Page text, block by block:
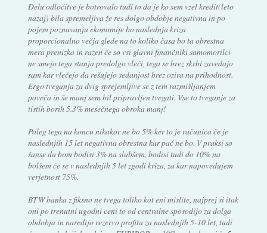
Delu odločitve je botrovalo tudi to da je ko sem vzel kredit(leto
nazaj) bila spremeljiva že res dolgo obdobje negativna in po
pojem poznavanju ekonomije bo naslednja kriza
proporcionalno večja glede na to koliko časa bo ta obrestna
mera prenizka in razen če so vsi glavni finančniki samomorilci
ne smejo tega stanja predolgo vleči, tega se brez skrbi zavedajo
sam kar vlečejo da rešujejo sedanjost brez ozira na prihodnost.
Ergo tveganja za dvig sprejemljive se z tem razmišljanjem
poveča in še manj sem bil pripravljen tvegati. Vse to tveganje za
tistih borih 5.3% mesečnega obroka manj!
Poleg tega na koncu nikakor ne bo 5% ker to je računica če je
naslednjih 15 let negativna obrestna kar pač ne bo. V praksi so
šanse da bom bodisi 3% na slabšem, bodisi tudi do 10% na
bolšem če se v naslednjih 5 let zgodi kriza, za kar napovedujem
verjetnost 75%.
BTW banka z fiksno ne tvega toliko kot eni mislite, najprej si itak
oni po trenutni ugodni ceni to od centralne sposodijo za dolga
obdobja in naredijo rezervo profita za naslednjih 5-10 let, tudi